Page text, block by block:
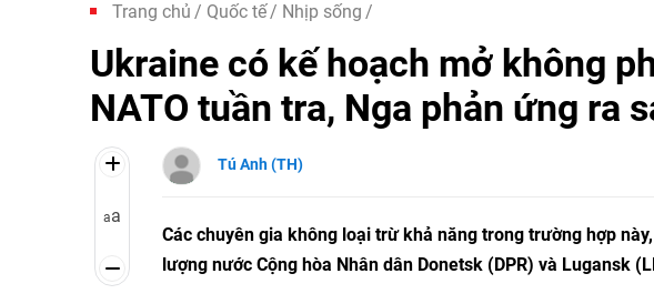
Trang chủ Quốc tế Nhịp sống
Ukraine có kế hoạch mở không
NATO tuần tra, Nga phản ứng ra
aa
Tú Anh (TH)
Các chuyên gia không loại trừ khả năng trong trường hợp
lượng nước Cộng hòa Nhân dân Donetsk (DPR) và Lugansk